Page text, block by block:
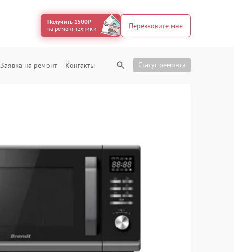
Получить 1500₽
на ремонт техники
Перезвоните мне
Заявка на ремонт Контакты Статус ремонта